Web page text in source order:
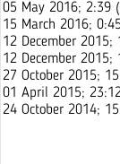
05 May 2016; 2:39
15 March 2016;
12 December 2015;
12 December 2015;
27 October 2015;
01 April 2015;
24 October 2014;